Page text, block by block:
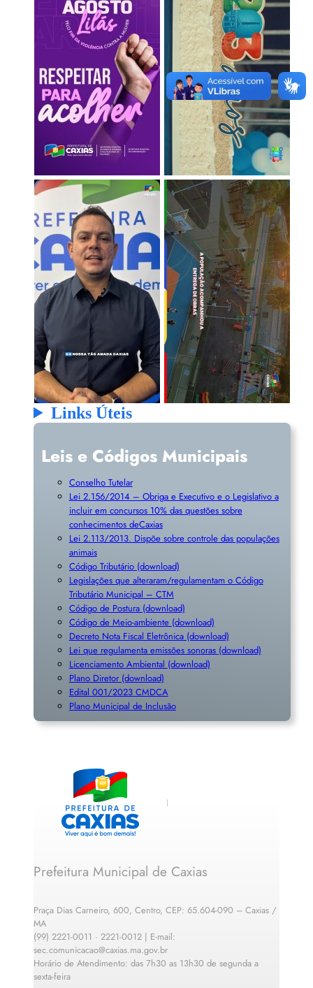
Links Úteis
Leis e Códigos Municipais
Conselho Tutelar
Lei 2.156/2014 – Obriga e Executivo e o Legislativo a
incluir em concursos 10% das questões sobre
conhecimentos deCaxias
Lei 2.113/2013. Dispõe sobre controle das populações
animais
Código Tributário (download)
Legislações que alteraram/regulamentam o Código
Tributário Municipal – CTM
Código de Postura (download)
Código de Meio-ambiente (download)
Decreto Nota Fiscal Eletrônica (download)
Lei que regulamenta emissões sonoras (download)
Licenciamento Ambiental (download)
Plano Diretor (download)
Edital 001/2023 CMDCA
Plano Municipal de Inclusão
Prefeitura Municipal de Caxias
Praça Dias Carneiro, 600, Centro, CEP: 65.604-090 – Caxias /
MA
(99) 2221-0011 · 2221-0012 | E-mail:
sec.comunicacao@caxias.ma.gov.br
Horário de Atendimento: das 7h30 as 13h30 de segunda a
sexta-feira